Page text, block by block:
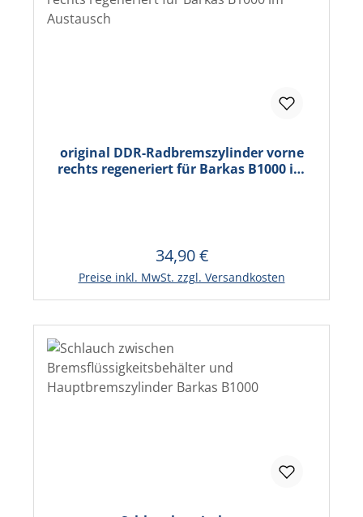
original DDR-Radbremszylinder vorne
rechts regeneriert für Barkas B1000 im
Regulärer Preis:
34,90 €
Preise inkl. MwSt. zzgl. Versandkosten
In den Warenkorb